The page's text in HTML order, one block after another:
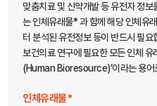
맞춤치료 및 신약개발 등 유전자 정
는 인체유래물* 과 함께 해당 인체유
터 분석된 유전정보 등이 반드시 필
보건의료 연구에 필요한 모든 인체 유
(Human Bioresource)’이라는 용어
인체유래물*